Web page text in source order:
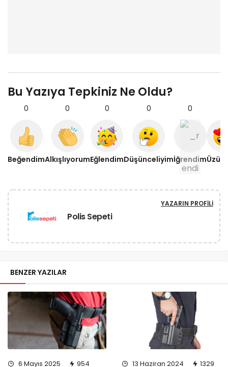
Bu Yazıya Tepkiniz Ne Oldu?
0
Beğendim
0
Alkışlıyorum
0
Eğlendim
0
Düşünceliyim
0
İğrendim
Polis Sepeti
YAZARIN PROFILI
BENZER YAZILAR
6 Mayıs 2025 954 13 Haziran 2024 1329